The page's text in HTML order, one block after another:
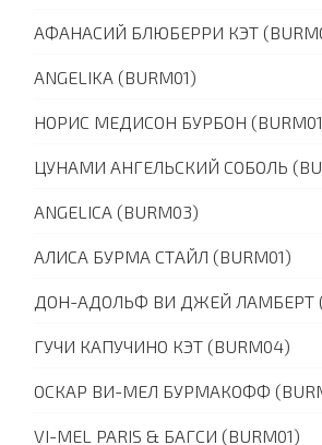
АФАНАСИЙ БЛЮБЕРРИ КЭТ
ANGELIKA (BURM01)
НОРИС МЕДИСОН БУРБОН
ЦУНАМИ АНГЕЛЬСКИЙ СОБОЛЬ
ANGELICA (BURM03)
АЛИСА БУРМА СТАЙЛ (BURM01)
ДОН-АДОЛЬФ ВИ ДЖЕЙ ЛАМБЕРТ
ГУЧИ КАПУЧИНО КЭТ (BURM04)
ОСКАР ВИ-МЕЛ БУРМАКОФФ
VI-MEL PARIS & БАГСИ (BURM01)